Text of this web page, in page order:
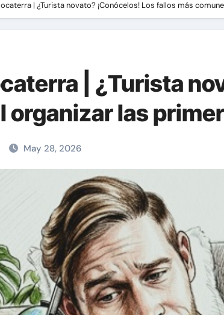
| ¿Turista novato? ¡Conócelos! Los fallos más
| ¿Turista
organizar las
May 28, 2026